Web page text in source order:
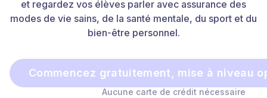
et regardez vos élèves parler avec assurance des
modes de vie sains, de la santé mentale, du sport et du
bien-être personnel.
Commencez gratuitement, mise à niveau
Aucune carte de crédit nécessaire